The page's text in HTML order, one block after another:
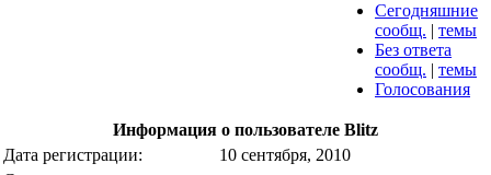
Сегодняшние
сообщ. | темы
Без ответа
сообщ. | темы
Голосования
Информация о пользователе Blitz
Дата регистрации:
10 сентября, 2010